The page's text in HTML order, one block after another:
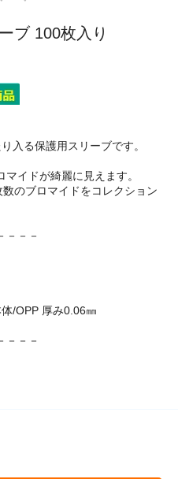
ブ 100枚入り
入る保護用スリーブです。
イドが綺麗に見えます。
のブロマイドをコレクション
－－－
/OPP 厚み0.06㎜
－－－